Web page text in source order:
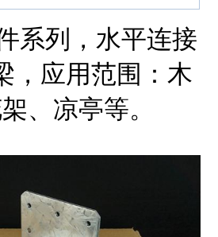
系列，水平连接
，应用范围：木
、凉亭等。